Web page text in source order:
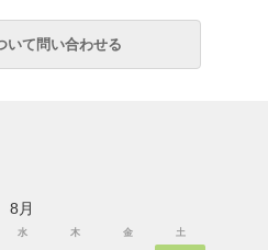
8月
水 木 金 土